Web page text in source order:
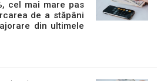
cel mai mare pas
de a stăpâni
din ultimele